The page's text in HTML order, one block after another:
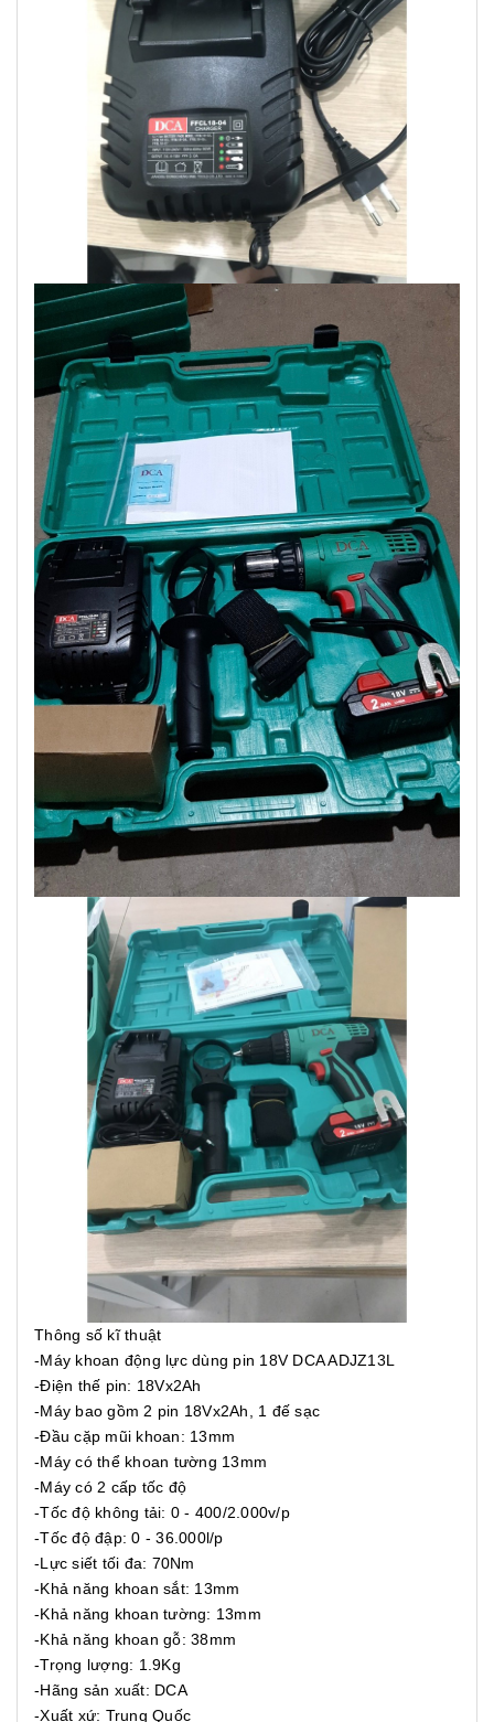
Thông số kĩ thuật
-Máy khoan động lực dùng pin 18V DCA ADJZ13L
-Điện thế pin: 18Vx2Ah
-Máy bao gồm 2 pin 18Vx2Ah, 1 đế sạc
-Đầu cặp mũi khoan: 13mm
-Máy có thể khoan tường 13mm
-Máy có 2 cấp tốc độ
-Tốc độ không tải: 0 - 400/2.000v/p
-Tốc độ đập: 0 - 36.000l/p
-Lực siết tối đa: 70Nm
-Khả năng khoan sắt: 13mm
-Khả năng khoan tường: 13mm
-Khả năng khoan gỗ: 38mm
-Trọng lượng: 1.9Kg
-Hãng sản xuất: DCA
-Xuất xứ: Trung Quốc